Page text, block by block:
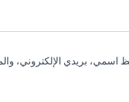
اسمي، بريدي الإلكتروني،